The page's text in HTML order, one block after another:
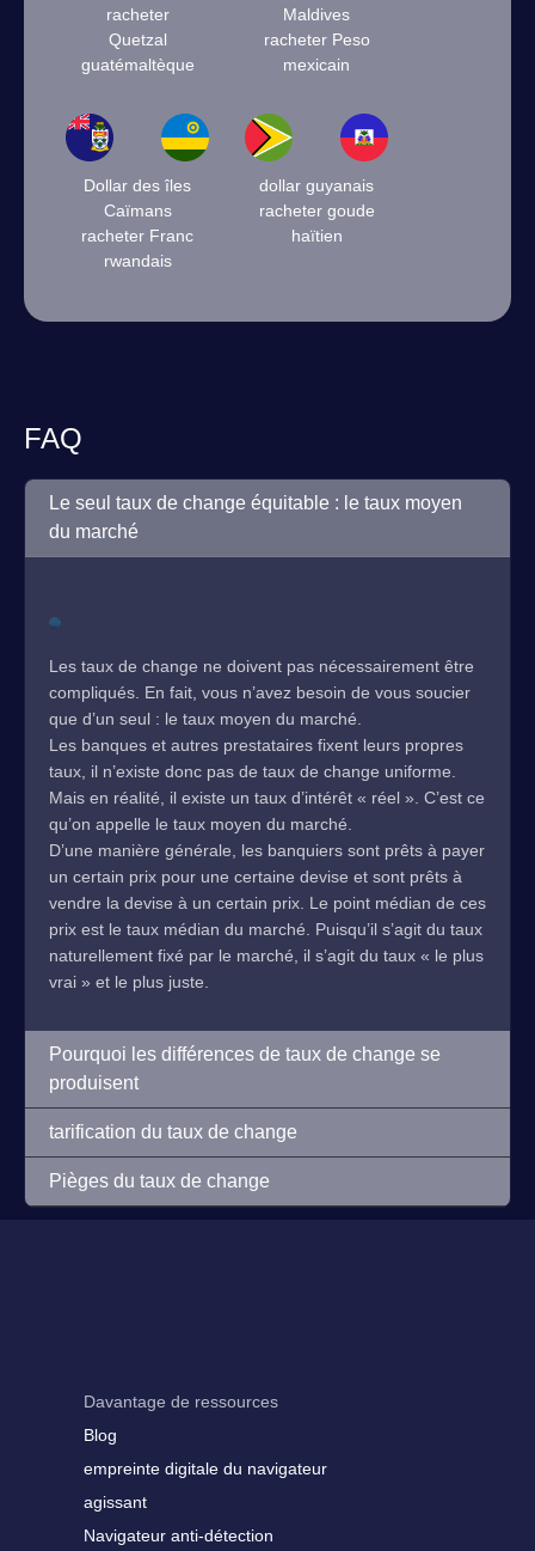
racheter
Quetzal
guatémaltèque
Maldives
racheter Peso
mexicain
Dollar des îles
Caïmans
racheter Franc
rwandais
dollar guyanais
racheter goude
haïtien
FAQ
Le seul taux de change équitable : le taux moyen
du marché
Les taux de change ne doivent pas nécessairement être
compliqués. En fait, vous n’avez besoin de vous soucier
que d’un seul : le taux moyen du marché.
Les banques et autres prestataires fixent leurs propres
taux, il n’existe donc pas de taux de change uniforme.
Mais en réalité, il existe un taux d’intérêt « réel ». C’est ce
qu’on appelle le taux moyen du marché.
D’une manière générale, les banquiers sont prêts à payer
un certain prix pour une certaine devise et sont prêts à
vendre la devise à un certain prix. Le point médian de ces
prix est le taux médian du marché. Puisqu’il s’agit du taux
naturellement fixé par le marché, il s’agit du taux « le plus
vrai » et le plus juste.
Pourquoi les différences de taux de change se
produisent
tarification du taux de change
Pièges du taux de change
Davantage de ressources
Blog
empreinte digitale du navigateur
agissant
Navigateur anti-détection